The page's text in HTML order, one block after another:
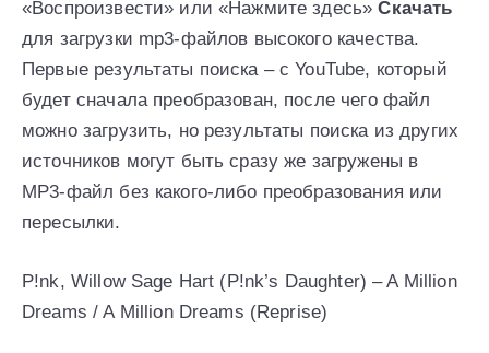
«Воспроизвести» или «Нажмите здесь»Скачать
для загрузки mp3-файлов высокого качества.
Первые результаты поиска – с YouTube, который
будет сначала преобразован, после чего файл
можно загрузить, но результаты поиска из других
источников могут быть сразу же загружены в
MP3-файл без какого-либо преобразования или
пересылки.
P!nk, Willow Sage Hart (P!nk’s Daughter) – A Million
Dreams / A Million Dreams (Reprise)